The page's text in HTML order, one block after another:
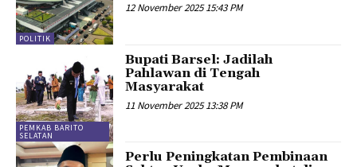
POLITIK
12 November 2025 15:43 PM
PEMKAB BARITO
SELATAN
Bupati Barsel: Jadilah
Pahlawan di Tengah
Masyarakat
11 November 2025 13:38 PM
Perlu Peningkatan Pembinaan